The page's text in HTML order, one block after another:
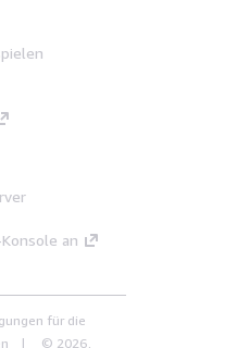
an
für die
© 2026,